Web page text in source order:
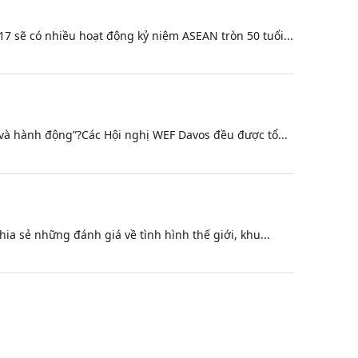
sẽ có nhiều hoạt động kỷ niệm ASEAN tròn 50 tuổi...
động”?Các Hội nghị WEF Davos đều được tổ...
sẻ những đánh giá về tình hình thế giới, khu...